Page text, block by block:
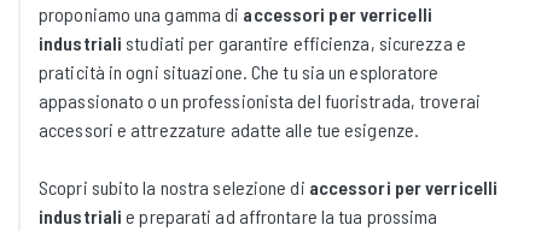
proponiamo una gamma di accessori per verricelli
industriali studiati per garantire efficienza, sicurezza e
praticità in ogni situazione. Che tu sia un esploratore
appassionato o un professionista del fuoristrada, troverai
accessori e attrezzature adatte alle tue esigenze.
Scopri subito la nostra selezione di accessori per verricelli
industriali e preparati ad affrontare la tua prossima